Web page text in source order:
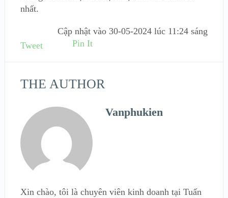
nhất.
Cập nhật vào 30-05-2024 lúc 11:24 sáng
Tweet
Pin It
THE AUTHOR
Vanphukien
Xin chào, tôi là chuyên viên kinh doanh tại Tuấn